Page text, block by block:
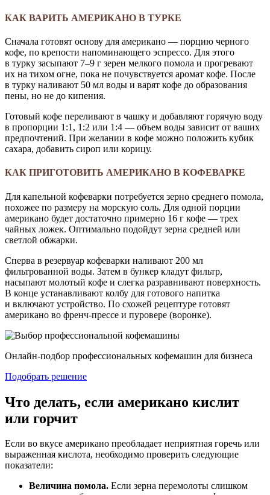
КАК ВАРИТЬ АМЕРИКАНО В ТУРКЕ
Сначала готовят основу для американо — порцию черного
кофе, по крепости напоминающего эспрессо. Для этого
в турку засыпают 7–9 г зерен мелкого помола и прогревают
их на тихом огне, пока не почувствуется аромат кофе. После
в турку наливают 50 мл воды и варят кофе до образования
пены, но не до кипения.
Готовый кофе переливают в чашку и добавляют горячую воду
в пропорции 1:1, 1:2 или 1:4 — объем воды зависит от ваших
предпочтений. При желании в кофе можно положить кубик
сахара, добавить сироп или корицу.
КАК ПРИГОТОВИТЬ АМЕРИКАНО В КОФЕВАРКЕ
Для капельной кофеварки потребуется зерно среднего помола,
похожее по размеру на морскую соль. Для одной порции
американо будет достаточно примерно 16 г кофе — трех
чайных ложек. Оптимально подойдут зерна средней или
светлой обжарки.
Сперва в резервуар кофеварки наливают 200 мл
фильтрованной воды. Затем в бункер кладут фильтр,
насыпают молотый кофе и слегка разравнивают поверхность.
В конце устанавливают колбу для готового напитка
и включают устройство. По схожей рецептуре готовят
американо во френч-прессе и пуровере (воронке).
Онлайн-подбор профессиональных кофемашин для бизнеса
Подобрать решение
Что делать, если американо кислит
или горчит
Если во вкусе американо преобладает неприятная горечь или
выраженная кислота, необходимо проверить следующие
показатели:
Величина помола. Если зерна перемолоты слишком